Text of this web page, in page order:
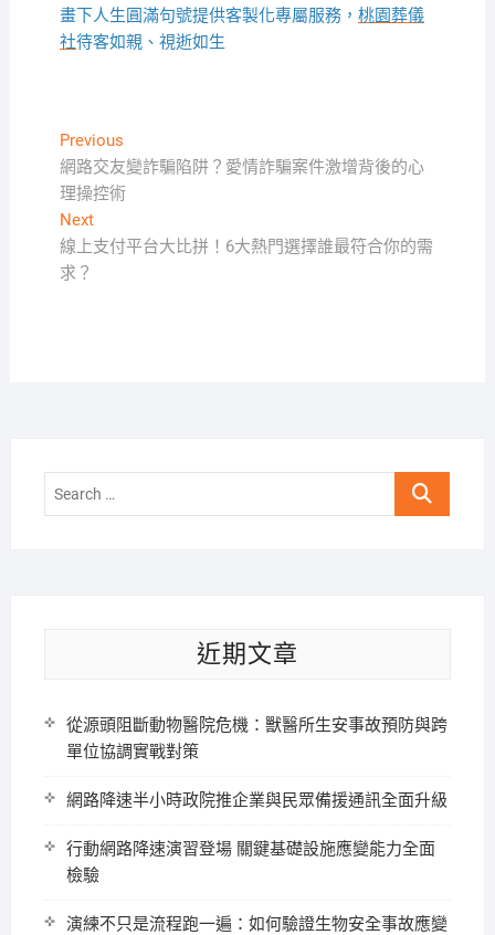
畫下人生圓滿句號提供客製化專屬服務， 桃園葬儀
社待客如親、視逝如生
文
章
導
覽
PreviousPrevious
post:
網路交友變詐騙陷阱？愛情詐騙案件激增背後的心
理操控術
NextNext
post:
線上支付平台大比拼！6大熱門選擇誰最符合你的需
求？
Search
近期文章
從源頭阻斷動物醫院危機：獸醫所生安事故預防與跨
單位協調實戰對策
網路降速半小時政院推企業與民眾備援通訊全面升級
行動網路降速演習登場 關鍵基礎設施應變能力全面
檢驗
演練不只是流程跑一遍：如何驗證生物安全事故應變